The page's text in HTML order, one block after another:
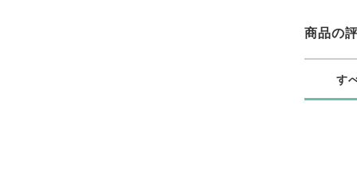
商品の
す